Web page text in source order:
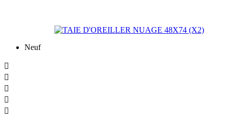
Neuf




